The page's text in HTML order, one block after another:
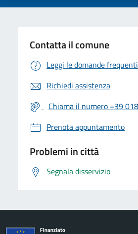
Contatta il comune
Leggi le domande frequenti
Richiedi assistenza
Chiama il numero +39
Prenota appuntamento
Problemi in città
Segnala disservizio